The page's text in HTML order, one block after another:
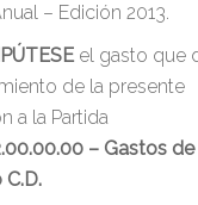
– Edición 2013.
el gasto que
de la presente
a la Partida
– Gastos de